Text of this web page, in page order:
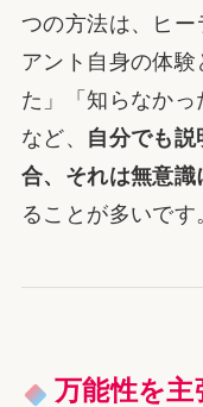
つの方法は、ヒー
アント自身の体
た」「知らなかっ
など、 自分でも
合、それは無意
ることが多いです
万能性を主